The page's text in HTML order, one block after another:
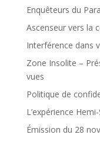
Enquêteurs du
Ascenseur vers la
Interférence dans
Zone Insolite –
vues
Politique de
L’expérience
Émission du 28